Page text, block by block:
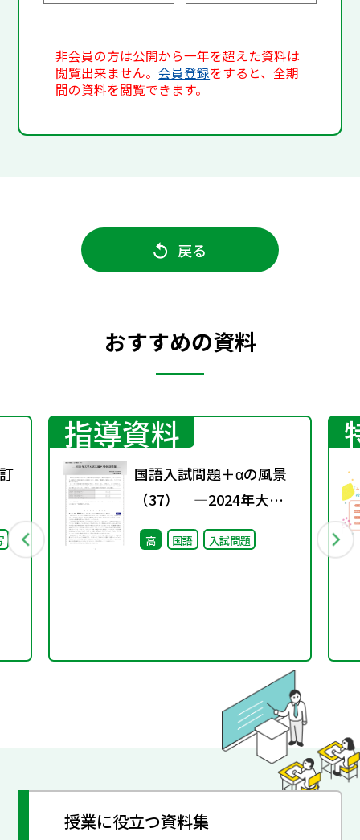
非会員の方は公開から一年を超えた資料は
閲覧出来ません。会員登録をすると、全期
間の資料を閲覧できます。
戻る
おすすめの資料
指導資料
国語入試問題＋αの風景
（37） ―2024年大学
入試共通テスト国語問題
高 国語 入試問題
授業に役立つ資料集